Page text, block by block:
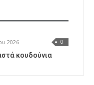
2026 0
κουδούνια